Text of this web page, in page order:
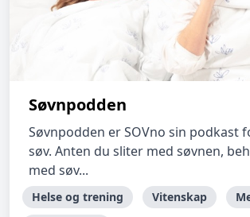
Søvnpodden
Søvnpodden er SOVno sin podkast
søv. Anten du sliter med søvnen,
med søv...
Helse og trening Vitenskap